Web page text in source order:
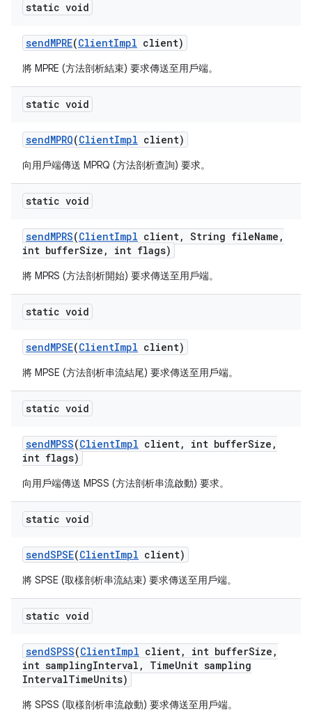
static void
sendMPRE(ClientImpl client)
將 MPRE (方法剖析結束) 要求傳送至用戶端。
static void
sendMPRQ(ClientImpl client)
向用戶端傳送 MPRQ (方法剖析查詢) 要求。
static void
sendMPRS(ClientImpl client, String fileName ,
int bufferSize , int flags)
將 MPRS (方法剖析開始) 要求傳送至用戶端。
static void
sendMPSE(ClientImpl client)
將 MPSE (方法剖析串流結尾) 要求傳送至用戶端。
static void
sendMPSS(ClientImpl client, int bufferSize ,
int flags)
向用戶端傳送 MPSS (方法剖析串流啟動) 要求。
static void
sendSPSE(ClientImpl client)
將 SPSE (取樣剖析串流結束) 要求傳送至用戶端。
static void
sendSPSS(ClientImpl client, int bufferSize ,
int samplingInterval , TimeUnit sampling
IntervalTimeUnits)
將 SPSS (取樣剖析串流啟動) 要求傳送至用戶端。